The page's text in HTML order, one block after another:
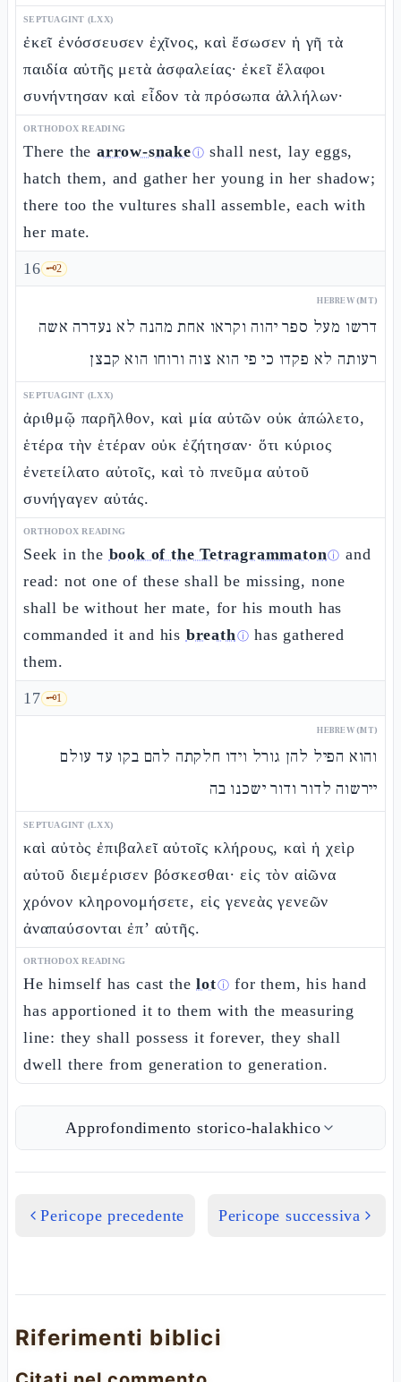
SEPTUAGINT (LXX)
ἐκεῖ ἐνόσσευσεν ἐχῖνος, καὶ ἔσωσεν ἡ γῆ τὰ
παιδία αὐτῆς μετὰ ἀσφαλείας· ἐκεῖ ἔλαφοι
συνήντησαν καὶ εἶδον τὰ πρόσωπα ἀλλήλων·
ORTHODOX READING
There the arrow-snakeⓘ shall nest, lay eggs,
hatch them, and gather her young in her shadow;
there too the vultures shall assemble, each with
her mate.
16 🗝️2
HEBREW (MT)
דרשו מעל ספר יהוה וקראו אחת מהנה לא נעדרה אשה
רעותה לא פקדו כי פי הוא צוה ורוחו הוא קבצן
SEPTUAGINT (LXX)
ἀριθμῷ παρῆλθον, καὶ μία αὐτῶν οὐκ ἀπώλετο,
ἑτέρα τὴν ἑτέραν οὐκ ἐζήτησαν· ὅτι κύριος
ἐνετείλατο αὐτοῖς, καὶ τὸ πνεῦμα αὐτοῦ
συνήγαγεν αὐτάς.
ORTHODOX READING
Seek in the book of the Tetragrammatonⓘ and
read: not one of these shall be missing, none
shall be without her mate, for his mouth has
commanded it and his breathⓘ has gathered
them.
17 🗝️1
HEBREW (MT)
והוא הפיל להן גורל וידו חלקתה להם בקו עד עולם
יירשוה לדור ודור ישכנו בה
SEPTUAGINT (LXX)
καὶ αὐτὸς ἐπιβαλεῖ αὐτοῖς κλήρους, καὶ ἡ χεὶρ
αὐτοῦ διεμέρισεν βόσκεσθαι· εἰς τὸν αἰῶνα
χρόνον κληρονομήσετε, εἰς γενεὰς γενεῶν
ἀναπαύσονται ἐπ’ αὐτῆς.
ORTHODOX READING
He himself has cast thelotⓘ for them, his hand
has apportioned it to them with the measuring
line: they shall possess it forever, they shall
dwell there from generation to generation.
Approfondimento storico-halakhico
Pericope precedente Pericope successiva
Riferimenti biblici